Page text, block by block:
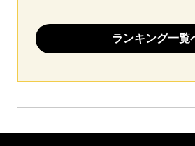
ランキング一覧